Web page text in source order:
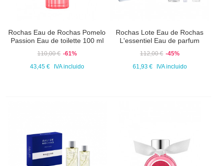
Rochas Eau de Rochas Pomelo
Passion Eau de toilette 100 ml
110,00 € -61%
43,45 €
IVA incluido
Rochas Lote Eau de Rochas
L'essentiel Eau de parfum
112,00 € -45%
61,93 €
IVA incluido